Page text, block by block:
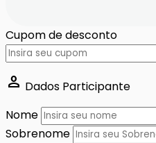
Cupom de desconto
person Dados Participante
Nome
Sobrenome